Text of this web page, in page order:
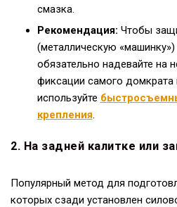
смазка.
Рекомендация: Чтобы
(металлическую
обязательно надевайте на
фиксации самого домкрата
используйте
крепления.
2. На задней калитке или
Популярный метод для
которых сзади установлен